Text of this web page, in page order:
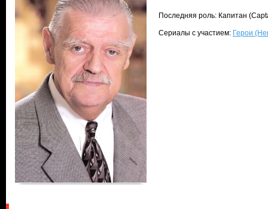
Последняя роль: Капитан
Сериалы с участием: Герои